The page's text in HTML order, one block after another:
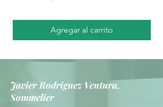
5
p
r
Agregar al carrito
Javier Rodriguez Ventura,
Sommelier